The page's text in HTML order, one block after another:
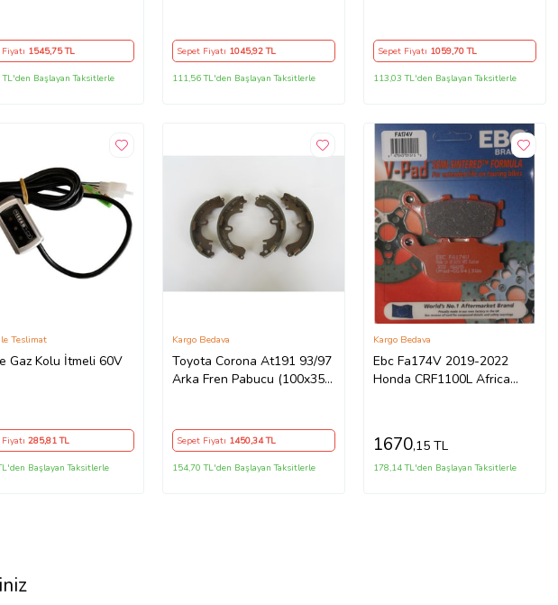
1545,75 TL
TL'den Başlayan Taksitlerle
Sepet Fiyatı 1045,92 TL
111,56 TL'den Başlayan Taksitlerle
Sepet Fiyatı 1059,70 TL
113,03 TL'den Başlayan Taksitlerle
Gaz Kolu İtmeli 60V
Teslimat
285,81 TL
Başlayan Taksitlerle
Toyota Corona At191 93/97
Arka Fren Pabucu (100x35)
Kargo Bedava
Sepet Fiyatı 1450,34 TL
154,70 TL'den Başlayan Taksitlerle
Ebc Fa174V 2019-2022
Honda CRF1100L Africa
Kargo Bedava
1670,15 TL
178,14 TL'den Başlayan Taksitlerle